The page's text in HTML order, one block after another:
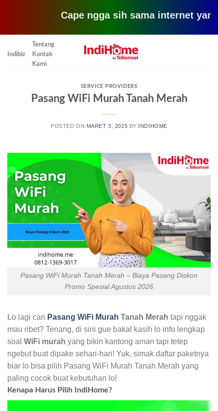
Cape ngga sih sama internet yang
Indibiz
Tentang
Kontak
Kami
SERVICE PROVIDERS
Pasang WiFi Murah Tanah Merah
POSTED ON MARET 3, 2025 BY INDIHOME
Pasang WiFi Murah Tanah Merah – Biaya Pasang Diskon
Promo Spesial Agustus 2026
Lo lagi cari Pasang WiFi Murah Tanah Merah tapi nggak
mau ribet? Tenang, di sini gue bakal kasih lo info lengkap
soal WiFi murah yang bikin kantong aman tapi tetep
ngebut buat dipake sehari-hari! Yuk, simak daftar paketnya
biar lo bisa pilih Pasang WiFi Murah Tanah Merah yang
paling cocok buat kebutuhan lo!
Kenapa Harus Pilih IndiHome?